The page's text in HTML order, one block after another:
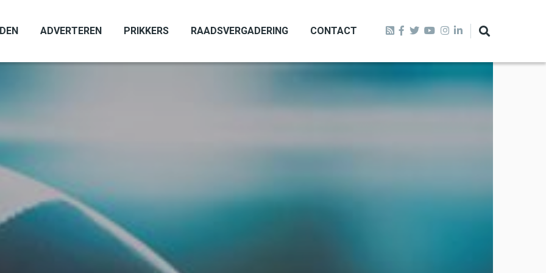
ADVERTEREN PRIKKERS RAADSVERGADERING CONTACT